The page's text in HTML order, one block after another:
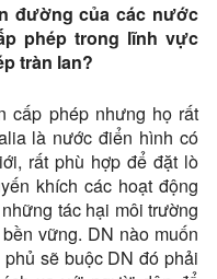
đường của các nước
phép trong lĩnh vực
tràn lan?
cấp phép nhưng họ rất
là nước điển hình có
rất phù hợp để đặt lò
khích các hoạt động
tác hại môi trường
vững. DN nào muốn
sẽ buộc DN đó phải